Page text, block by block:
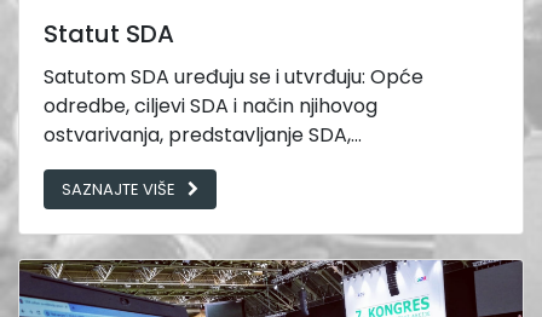
Statut SDA
Satutom SDA uređuju se i utvrđuju: Opće
odredbe, ciljevi SDA i način njihovog
ostvarivanja, predstavljanje SDA,...
SAZNAJTE VIŠE